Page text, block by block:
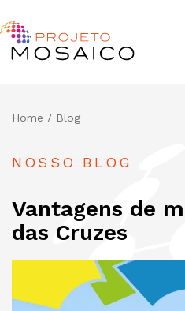
Home / Blog
NOSSO BLOG
Vantagens de
das Cruzes